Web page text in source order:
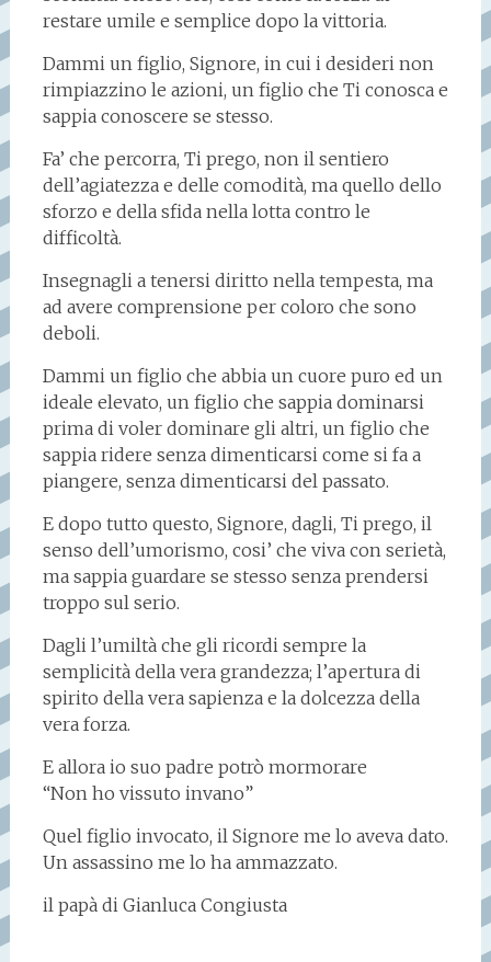
restare umile e semplice dopo la vittoria.
Dammi un figlio, Signore, in cui i desideri non
rimpiazzino le azioni, un figlio che Ti conosca e
sappia conoscere se stesso.
Fa’ che percorra, Ti prego, non il sentiero
dell’agiatezza e delle comodità, ma quello dello
sforzo e della sfida nella lotta contro le
difficoltà.
Insegnagli a tenersi diritto nella tempesta, ma
ad avere comprensione per coloro che sono
deboli.
Dammi un figlio che abbia un cuore puro ed un
ideale elevato, un figlio che sappia dominarsi
prima di voler dominare gli altri, un figlio che
sappia ridere senza dimenticarsi come si fa a
piangere, senza dimenticarsi del passato.
E dopo tutto questo, Signore, dagli, Ti prego, il
senso dell’umorismo, cosi’ che viva con serietà,
ma sappia guardare se stesso senza prendersi
troppo sul serio.
Dagli l’umiltà che gli ricordi sempre la
semplicità della vera grandezza; l’apertura di
spirito della vera sapienza e la dolcezza della
vera forza.
E allora io suo padre potrò mormorare
“Non ho vissuto invano”
Quel figlio invocato, il Signore me lo aveva dato.
Un assassino me lo ha ammazzato.
il papà di Gianluca Congiusta